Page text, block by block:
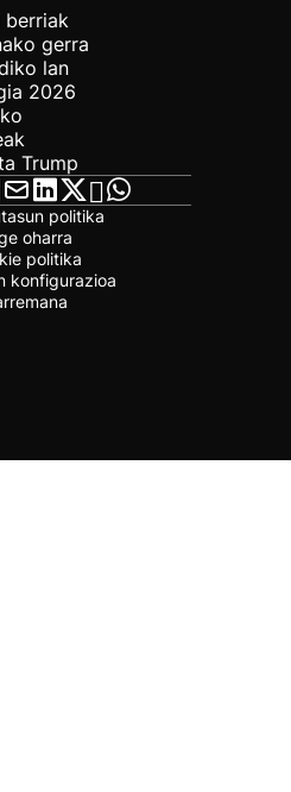
berriak
gerra
lan
2026
Trump
politika
oharra
politika
konfigurazioa